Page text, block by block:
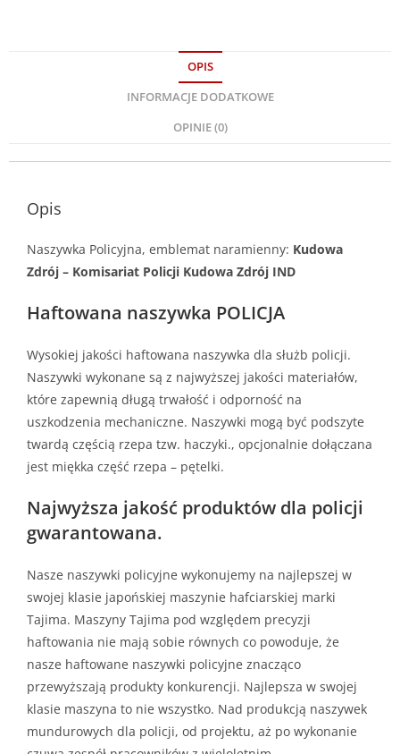
OPIS
INFORMACJE DODATKOWE
OPINIE (0)
Opis
Naszywka Policyjna, emblemat naramienny: Kudowa
Zdrój – Komisariat Policji Kudowa Zdrój IND
Haftowana naszywka POLICJA
Wysokiej jakości haftowana naszywka dla służb policji.
Naszywki wykonane są z najwyższej jakości materiałów,
które zapewnią długą trwałość i odporność na
uszkodzenia mechaniczne. Naszywki mogą być podszyte
twardą częścią rzepa tzw. haczyki., opcjonalnie dołączana
jest miękka część rzepa – pętelki.
Najwyższa jakość produktów dla policji
gwarantowana.
Nasze naszywki policyjne wykonujemy na najlepszej w
swojej klasie japońskiej maszynie hafciarskiej marki
Tajima. Maszyny Tajima pod względem precyzji
haftowania nie mają sobie równych co powoduje, że
nasze haftowane naszywki policyjne znacząco
przewyższają produkty konkurencji. Najlepsza w swojej
klasie maszyna to nie wszystko. Nad produkcją naszywek
mundurowych dla policji, od projektu, aż po wykonanie